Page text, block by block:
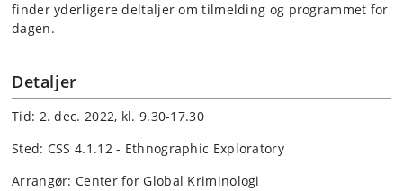
finder yderligere deltaljer om tilmelding og programmet for
dagen.
Detaljer
Tid: 2. dec. 2022, kl. 9.30-17.30
Sted: CSS 4.1.12 - Ethnographic Exploratory
Arrangør: Center for Global Kriminologi